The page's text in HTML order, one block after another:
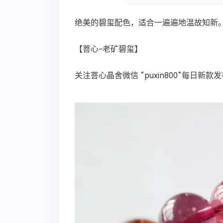
绝美的碧玺配色，适合一遍遍地温故知新
【菩心-老矿碧玺】
关注菩心晶舍微信 “puxin800”每日新款